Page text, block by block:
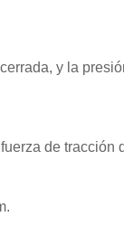
y la
de